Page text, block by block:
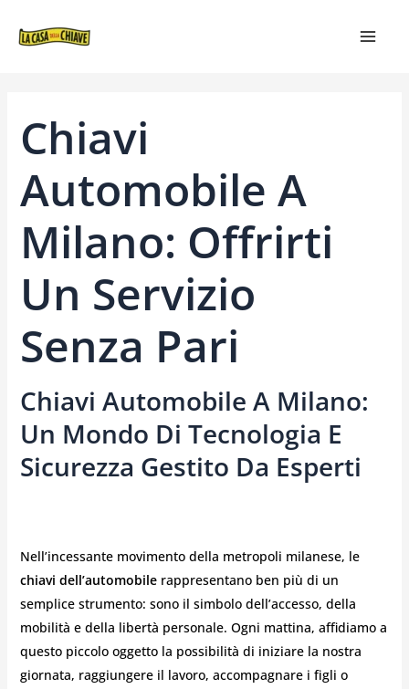
Chiavi
Automobile A
Milano: Offrirti
Un Servizio
Senza Pari
Chiavi Automobile A Milano:
Un Mondo Di Tecnologia E
Sicurezza Gestito Da Esperti
Nell’incessante movimento della metropoli milanese, le
chiavi dell’automobilerappresentano ben più di un
semplice strumento: sono il simbolo dell’accesso, della
mobilità e della libertà personale. Ogni mattina, affidiamo a
questo piccolo oggetto la possibilità di iniziare la nostra
giornata, raggiungere il lavoro, accompagnare i figli o
ARTICOLI